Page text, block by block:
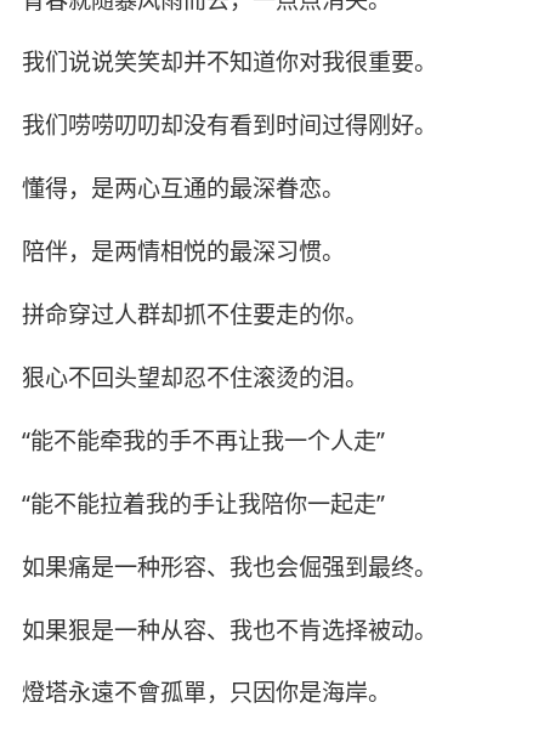
我们说说笑笑却并不知道你对我很重要。
我们唠唠叨叨却没有看到时间过得刚好。
懂得，是两心互通的最深眷恋。
陪伴，是两情相悦的最深习惯。
拼命穿过人群却抓不住要走的你。
狠心不回头望却忍不住滚烫的泪。
“能不能牵我的手不再让我一个人走”
“能不能拉着我的手让我陪你一起走”
如果痛是一种形容、我也会倔强到最终。
如果狠是一种从容、我也不肯选择被动。
燈塔永遠不會孤單，只因你是海岸。